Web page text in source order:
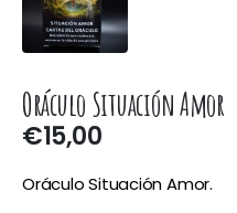
Oráculo Situación Amor
€15,00
Oráculo Situación Amor.